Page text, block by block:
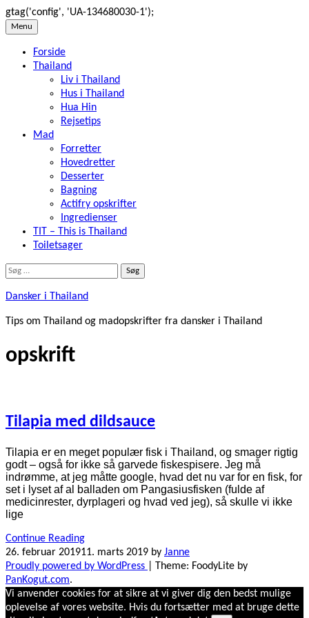
gtag('config', 'UA-134680030-1');
Skip
content
Menu
Forside
Thailand
Liv i Thailand
Hus i Thailand
Hua Hin
Rejsetips
Mad
Forretter
Hovedretter
Desserter
Bagning
Actifry opskrifter
Ingredienser
TIT – This is Thailand
Toiletsager
Søg
Dansker i Thailand
Tips om Thailand og madopskrifter fra dansker i Thailand
opskrift
Tilapia med dildsauce
Tilapia er en meget populær fisk i Thailand, og smager rigtig
godt – også for ikke så garvede fiskespisere. Jeg må
indrømme, at jeg måtte google, hvad det nu var for en fisk, for
set i lyset af al balladen om Pangasiusfisken (fulde af
medicinrester, dyrplageri og hvad ved jeg), så skulle vi ikke
lige
Continue Reading
26. februar 201911. marts 2019 by Janne
Proudly powered by WordPress
Theme: FoodyLite by
PanKogut.com.
Vi anvender cookies for at sikre at vi giver dig den bedst mulige
oplevelse af vores website. Hvis du fortsætter med at bruge dette